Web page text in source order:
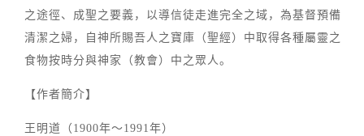
之途徑、成聖之要義，以導信徒走進完全之域，為基督預備
清潔之婦，自神所賜吾人之寶庫（聖經）中取得各種屬靈之
食物按時分與神家（教會）中之眾人。
【作者簡介】
王明道（1900年～1991年）